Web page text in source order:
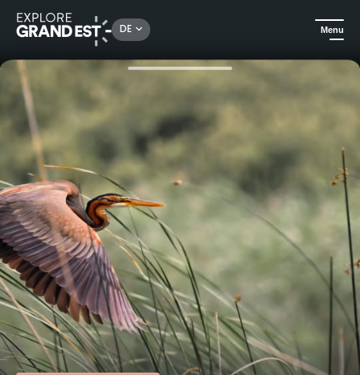
DE Menu
Sehenswertes in der Region Grand Est 1/2-tägige Fototour mit dem Boot